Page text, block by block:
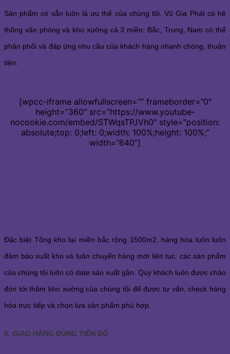
Sản phẩm có sẵn luôn là ưu thế của chúng tôi. Vũ Gia Phát có hệ
thống văn phòng và kho xưởng cả 3 miền: Bắc, Trung, Nam có thể
phân phối và đáp ứng nhu cầu của khách hàng nhanh chóng, thuận
tiện.
[wpcc-iframe allowfullscreen=”” frameborder=”0″
height=”360″ src=”https://www.youtube-
nocookie.com/embed/STWqsTPJVh0″ style=”position:
absolute;top: 0;left: 0;width: 100%;height: 100%;”
width=”640″]
Đặc biệt Tổng kho tại miền bắc rộng 1500m2, hàng hóa luôn luôn
đảm bảo xuất kho và luân chuyển hàng mới liên tục. các sản phẩm
của chúng tôi luôn có date sản xuất gần. Quý khách luôn được chào
đón tới thăm kho xưởng của chúng tôi để được tư vấn, check hàng
hóa trực tiếp và chọn lựa sản phẩm phù hợp.
5. GIAO HÀNG ĐÚNG TIẾN ĐỘ